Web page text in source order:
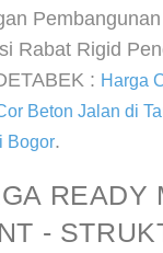
Rabat Rigid
: Harga
Beton Jalan di
Bogor.
READY
-